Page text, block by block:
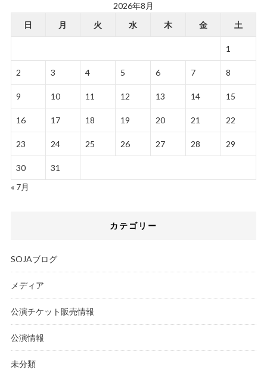
2026年8月
日
月 火 水 木 金 土
1
2 3 4 5 6 7 8
9 10 11 12 13 14 15
16 17 18 19 20 21 22
23 24 25 26 27 28 29
30
31
« 7月
カテゴリー
SOJAブログ
メディア
公演チケット販売情報
公演情報
未分類